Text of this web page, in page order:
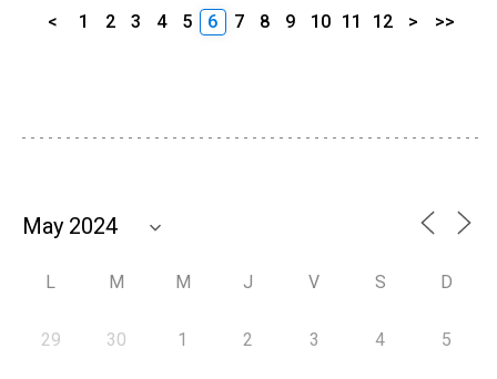
< 1 2 3 4 5 6 7 8 9 10 11 12 > >>
L M M J V S D
29 30 1 2 3 4 5